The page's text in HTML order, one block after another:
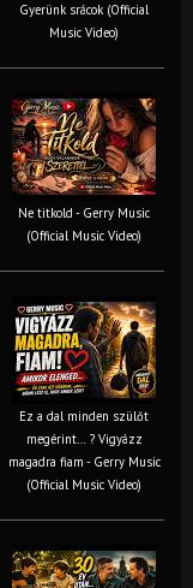
Gyerünk srácok (Official
Music Video)
Ne titkold - Gerry Music
(Official Music Video)
Ez a dal minden szülőt
megérint… ? Vigyázz
magadra fiam - Gerry Music
(Official Music Video)